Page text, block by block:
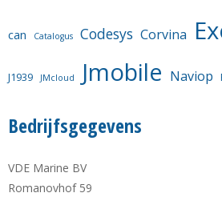
can Catalogus Codesys Corvina
J1939 JMcloud Jmobile Naviop
Bedrijfsgegevens
VDE Marine BV
Romanovhof 59